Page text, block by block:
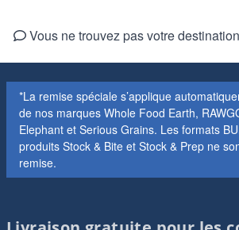
Vous ne trouvez pas votre
*La remise spéciale s’applique
de nos marques Whole Food Earth,
Elephant et Serious Grains. Les formats
produits Stock & Bite et Stock & Prep ne
remise.